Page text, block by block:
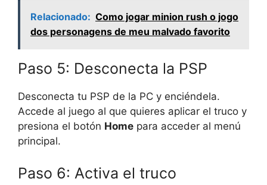
Relacionado: Como jogar minion rush o jogo
dos personagens de meu malvado favorito
Paso 5: Desconecta la PSP
Desconecta tu PSP de la PC y enciéndela.
Accede al juego al que quieres aplicar el truco y
presiona el botón Home para acceder al menú
principal.
Paso 6: Activa el truco